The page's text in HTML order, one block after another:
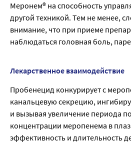
Меронем® на способность
другой техникой. Тем не менее,
внимание, что при приеме
наблюдаться головная боль,
Лекарственное взаимодействие
Пробенецид конкурирует с
канальцевую секрецию,
и вызывая увеличение периода
концентрации меропенема в
эффективность и длительность